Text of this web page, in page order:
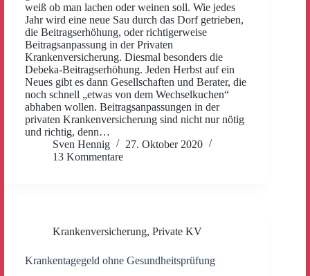
weiß ob man lachen oder weinen soll. Wie jedes
Jahr wird eine neue Sau durch das Dorf getrieben,
die Beitragserhöhung, oder richtigerweise
Beitragsanpassung in der Privaten
Krankenversicherung. Diesmal besonders die
Debeka-Beitragserhöhung. Jeden Herbst auf ein
Neues gibt es dann Gesellschaften und Berater, die
noch schnell „etwas von dem Wechselkuchen“
abhaben wollen. Beitragsanpassungen in der
privaten Krankenversicherung sind nicht nur nötig
und richtig, denn…
Sven Hennig
27. Oktober 2020
13 Kommentare
Krankenversicherung, Private KV
Krankentagegeld ohne Gesundheitsprüfung